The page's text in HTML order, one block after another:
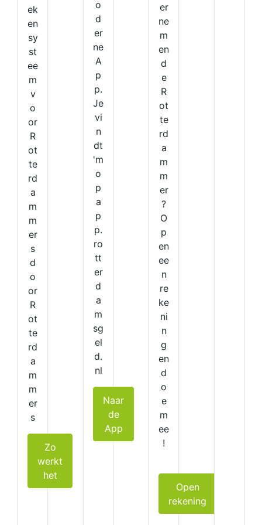
ek
en
sy
st
ee
m
v
o
or
R
ot
te
rd
a
m
m
er
s
d
o
or
R
ot
te
rd
a
m
m
er
s
Zo
werkt
het
o
d
er
ne
A
p
p.
Je
vi
n
dt
'm
o
p
a
p
p.
ro
tt
er
d
a
m
sg
el
d.
nl
Naar
de
App
er
ne
m
en
d
e
R
ot
te
rd
a
m
m
er
?
O
p
en
ee
n
re
ke
ni
n
g
en
d
o
e
m
ee
!
Open
rekening